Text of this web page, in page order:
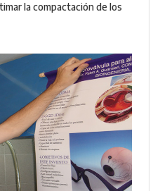
la compactación de los